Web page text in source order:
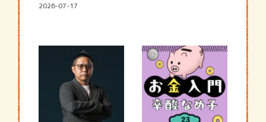
2026-07-17